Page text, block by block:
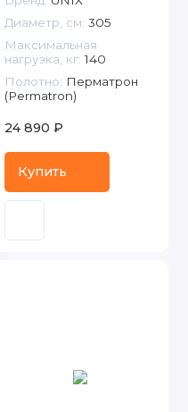
Диаметр, см: 305
Максимальная
нагрузка, кг: 140
Полотно: Перматрон
(Permatron)
24 890 ₽
Купить